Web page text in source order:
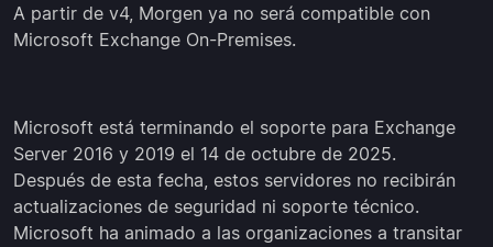
A partir de v4, Morgen ya no será compatible con
Microsoft Exchange On-Premises.
Microsoft está terminando el soporte para Exchange
Server 2016 y 2019 el 14 de octubre de 2025.
Después de esta fecha, estos servidores no recibirán
actualizaciones de seguridad ni soporte técnico.
Microsoft ha animado a las organizaciones a transitar